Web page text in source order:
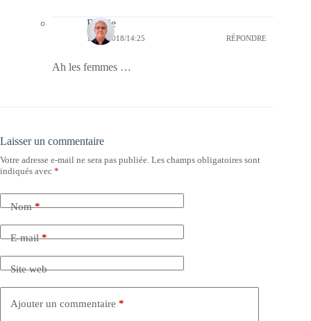
Bernie
18/10/2018/14:25 RÉPONDRE
Ah les femmes …
Laisser un commentaire
Votre adresse e-mail ne sera pas publiée. Les champs obligatoires sont
indiqués avec *
Nom*
E-mail*
Site web
Ajouter un commentaire *